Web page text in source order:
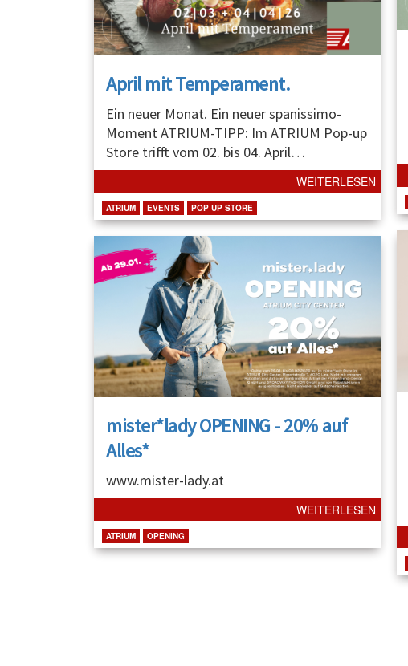
April mit Temperament.
Ein neuer Monat. Ein neuer spanissimo-
Moment ATRIUM-TIPP: Im ATRIUM Pop-up
Store trifft vom 02. bis 04. April…
WEITERLESEN
ATRIUM EVENTS POP UP STORE
mister*lady OPENING - 20% auf
Alles*
www.mister-lady.at
WEITERLESEN
ATRIUM OPENING